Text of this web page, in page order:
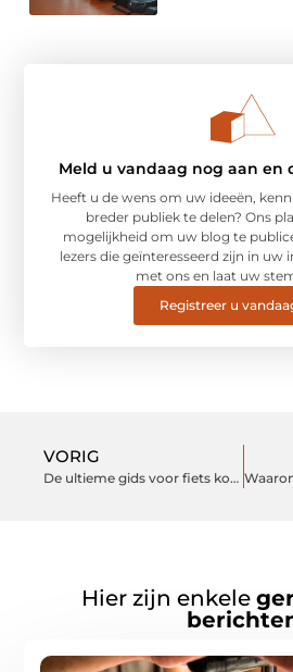
Meld u vandaag nog aan en
Heeft u de wens om uw ideeën,
breder publiek te delen? Ons
mogelijkheid om uw blog te
lezers die geïnteresseerd zijn in uw
met ons en laat uw
Registreer u
VORIG
De ultieme gids voor fiets kopen in Venray
Hier zijn enkele